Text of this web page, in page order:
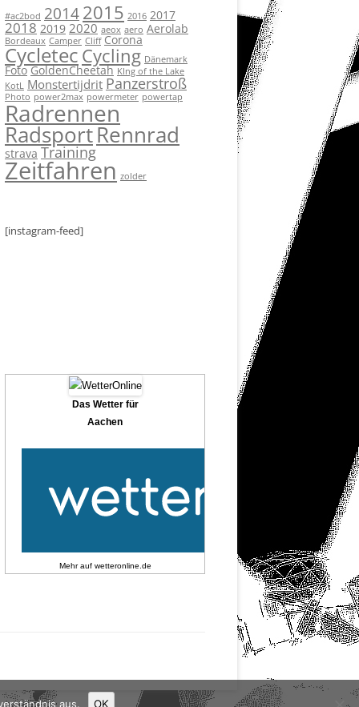
#ac2bod 20142015 2016 2017
2018 2019 2020 aeox aero Aerolab
Bordeaux Camper Cliff Corona
CycletecCycling Dänemark
Foto GoldenCheetah KIng of the Lake
KotL MonstertijdritPanzerstroß
Photo power2max powermeter powertap
Radrennen
RadsportRennrad
strava Training
Zeitfahren zolder
[instagram-feed]
Das Wetter für
Aachen
Mehr auf wetteronline.de
aus. OK